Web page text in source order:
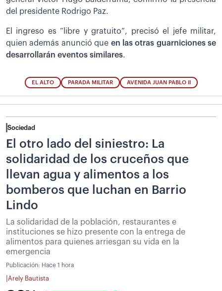
del presidente Rodrigo Paz.
El ingreso es “libre y gratuito”, precisó el jefe militar,
quien además anunció que en las otras guarniciones se
desarrollarán eventos similares.
EL ALTO PARADA MILITAR AVENIDA JUAN PABLO II
Sociedad
El otro lado del siniestro: La
solidaridad de los cruceños que
llevan agua y alimentos a los
bomberos que luchan en Barrio
Lindo
La solidaridad de la población, restaurantes e
instituciones se hizo presente con la entrega de
alimentos para quienes arriesgan su vida en la
emergencia
Publicación: Hace 1 hora
Arely Bautista